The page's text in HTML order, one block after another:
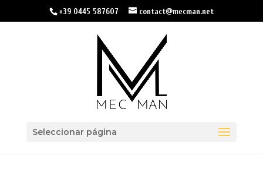
+39 0445 587607 contact@mecman.net
Seleccionar página